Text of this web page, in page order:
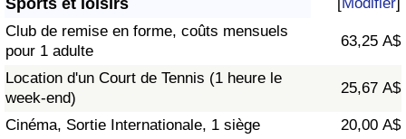
Sports et loisirs [Modifier]
Club de remise en forme, coûts mensuels
pour 1 adulte
63,25 A$
Location d'un Court de Tennis (1 heure le
week-end)
25,67 A$
Cinéma, Sortie Internationale, 1 siège 20,00 A$